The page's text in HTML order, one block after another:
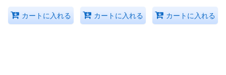
カートに入れる カートに入れる カートに入れる